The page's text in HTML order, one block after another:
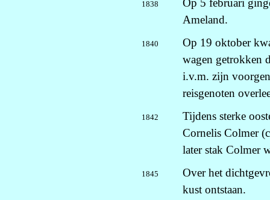
1838
Op 5 februari
Ameland.
1840
Op 19 oktober
wagen getrokken
i.v.m. zijn
reisgenoten
1842
Tijdens sterke
Cornelis Colmer
later stak Colmer
1845
Over het
kust ontstaan.